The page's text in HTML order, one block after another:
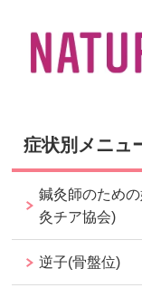
症状別メニュ
鍼灸師のため
灸チア協会)
逆子(骨盤位)